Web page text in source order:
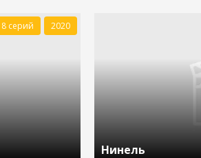
8 серий 2020
Нинель